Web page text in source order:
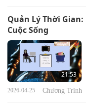
Quản Lý Thời
Cuộc Sống
21:53
2026-04-25 Chương Trình